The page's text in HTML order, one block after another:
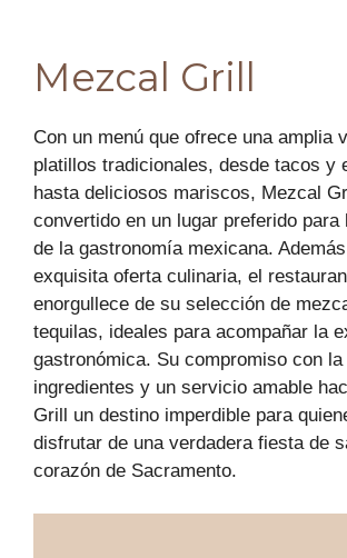
Mezcal Grill
Con un menú que ofrece una amplia
platillos tradicionales, desde tacos y
hasta deliciosos mariscos, Mezcal
convertido en un lugar preferido para
de la gastronomía mexicana.
exquisita oferta culinaria, el
enorgullece de su selección de
tequilas, ideales para acompañar la
gastronómica. Su compromiso con
ingredientes y un servicio amable
Grill un destino imperdible para
disfrutar de una verdadera fiesta de
corazón de Sacramento.